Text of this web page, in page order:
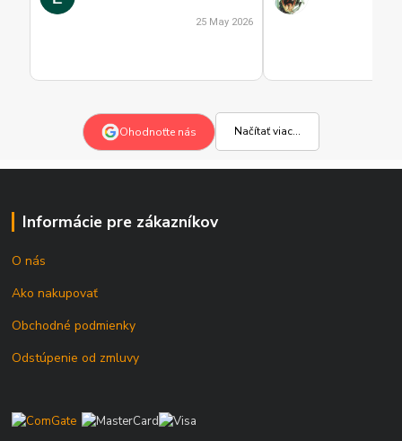
25 May 2026
Ohodnoťte nás Načítať viac...
Informácie pre zákazníkov
O nás
Ako nakupovať
Obchodné podmienky
Odstúpenie od zmluvy